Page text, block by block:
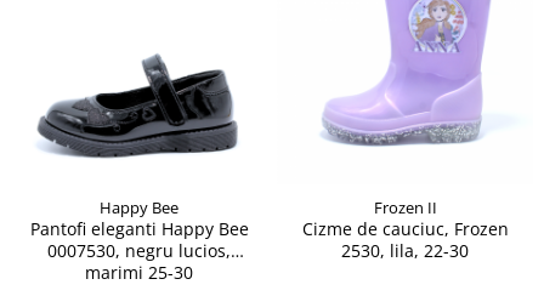
Happy Bee
Pantofi eleganti Happy Bee
0007530, negru lucios,
marimi 25-30
Frozen II
Cizme de cauciuc, Frozen
2530, lila, 22-30